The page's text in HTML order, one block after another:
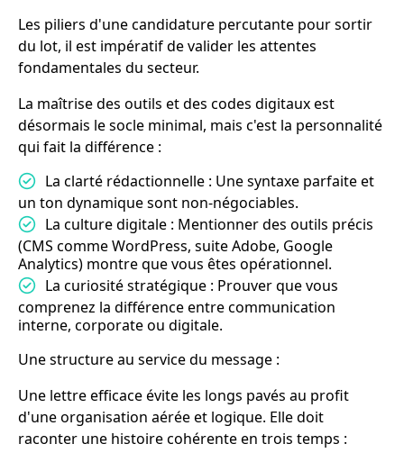
Les piliers d'une candidature percutante pour sortir
du lot, il est impératif de valider les attentes
fondamentales du secteur.
La maîtrise des outils et des codes digitaux est
désormais le socle minimal, mais c'est la personnalité
qui fait la différence :
La clarté rédactionnelle : Une syntaxe parfaite et
un ton dynamique sont non-négociables.
La culture digitale : Mentionner des outils précis
(CMS comme WordPress, suite Adobe, Google
Analytics) montre que vous êtes opérationnel.
La curiosité stratégique : Prouver que vous
comprenez la différence entre communication
interne, corporate ou digitale.
Une structure au service du message :
Une lettre efficace évite les longs pavés au profit
d'une organisation aérée et logique. Elle doit
raconter une histoire cohérente en trois temps :